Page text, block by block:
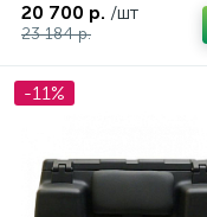
20 700 р. /шт
23 184 р.
-11%